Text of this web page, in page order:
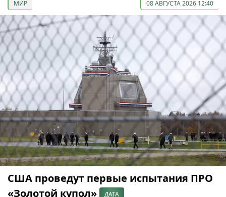
МИР 08 АВГУСТА 2026 12:40
США проведут первые испытания ПРО
«Золотой купол»
ДАТА